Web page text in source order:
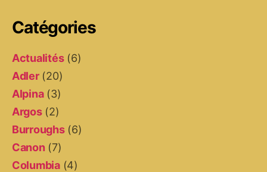
Catégories
Actualités(6)
Adler(20)
Alpina(3)
Argos(2)
Burroughs(6)
Canon (7)
Columbia(4)